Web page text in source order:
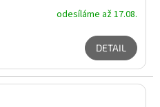
odesíláme až 17.08.
DETAIL